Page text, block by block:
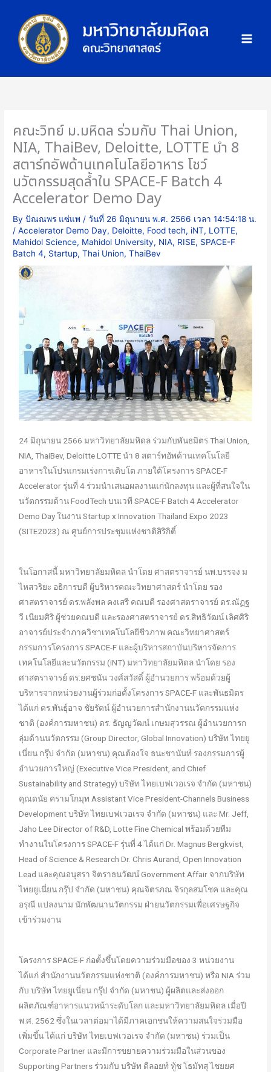
content
คณะวิทย์ ม.มหิดล ร่วมกับ Thai Union,
NIA, ThaiBev, Deloitte, LOTTE นำ 8
สตาร์ทอัพด้านเทคโนโลยีอาหาร โชว์
นวัตกรรมสุดล้ำใน SPACE-F Batch 4
Accelerator Demo Day
Byปัณณพร แซ่แพ /วันที่ 26 มิถุนายน พ.ศ. 2566 เวลา 14:54:18 น.
/Accelerator Demo Day, Deloitte, Food tech, iNT, LOTTE,
Mahidol Science, Mahidol University, NIA, RISE, SPACE-F
Batch 4, Startup,Thai Union,ThaiBev
24 มิถุนายน 2566 มหาวิทยาลัยมหิดล ร่วมกับพันธมิตร Thai Union,
NIA, ThaiBev, Deloitte LOTTE นำ 8 สตาร์ทอัพด้านเทคโนโลยี
อาหารในโปรแกรมเร่งการเติบโต ภายใต้โครงการ SPACE-F
Accelerator รุ่นที่ 4 ร่วมนำเสนอผลงานแก่นักลงทุน และผู้ที่สนใจใน
นวัตกรรมด้าน FoodTech บนเวที SPACE-F Batch 4 Accelerator
Demo Day ในงาน Startup x Innovation Thailand Expo 2023
(SITE2023) ณ ศูนย์การประชุมแห่งชาติสิริกิติ์
ในโอกาสนี้ มหาวิทยาลัยมหิดล นำโดย ศาสตราจารย์ นพ.บรรจง ม
ไหสวริยะ อธิการบดี ผู้บริหารคณะวิทยาศาสตร์ นำโดย รอง
ศาสตราจารย์ ดร.พลังพล คงเสรี คณบดี รองศาสตราจารย์ ดร.ณัฏฐ
วี เนียมศิริ ผู้ช่วยคณบดี และรองศาสตราจารย์ ดร.สิทธิวัฒน์ เลิศศิริ
อาจารย์ประจำภาควิชาเทคโนโลยีชีวภาพ คณะวิทยาศาสตร์
กรรมการโครงการ SPACE-F และผู้บริหารสถาบันบริหารจัดการ
เทคโนโลยีและนวัตกรรม (iNT) มหาวิทยาลัยมหิดล นำโดย รอง
ศาสตราจารย์ ดร.ยศชนัน วงศ์สวัสดิ์ ผู้อำนวยการ พร้อมด้วยผู้
บริหารจากหน่วยงานผู้ร่วมก่อตั้งโครงการ SPACE-F และพันธมิตร
ได้แก่ ดร.พันธุ์อาจ ชัยรัตน์ ผู้อำนวยการสำนักงานนวัตกรรมแห่ง
ชาติ (องค์การมหาชน) ดร. ธัญญวัฒน์ เกษมสุวรรณ ผู้อำนวยการก
ลุ่มด้านนวัตกรรม (Group Director, Global Innovation) บริษัท ไทยยู
เนี่ยน กรุ๊ป จำกัด (มหาชน) คุณต้องใจ ธนะชานันท์ รองกรรมการผู้
อำนวยการใหญ่ (Executive Vice President, and Chief
Sustainability and Strategy) บริษัท ไทยเบฟเวอเรจ จำกัด (มหาชน)
คุณดนัย ครามโกมุท Assistant Vice President-Channels Business
Development บริษัท ไทยเบฟเวอเรจ จำกัด (มหาชน) และ Mr. Jeff,
Jaho Lee Director of R&D, Lotte Fine Chemical พร้อมด้วยทีม
ทำงานในโครงการ SPACE-F รุ่นที่ 4 ได้แก่ Dr. Magnus Bergkvist,
Head of Science & Research Dr. Chris Aurand, Open Innovation
Lead และคุณอนุสรา จิตราธนวัฒน์ Government Affair จากบริษัท
ไทยยูเนี่ยน กรุ๊ป จำกัด (มหาชน) คุณจิตรภณ จิรกุลสมโชค และคุณ
อรุณี แปลงนาม นักพัฒนานวัตกรรม ฝ่ายนวัตกรรมเพื่อเศรษฐกิจ
เข้าร่วมงาน
โครงการ SPACE-F ก่อตั้งขึ้นโดยความร่วมมือของ 3 หน่วยงาน
ได้แก่ สำนักงานนวัตกรรมแห่งชาติ (องค์การมหาชน) หรือ NIA ร่วม
กับ บริษัท ไทยยูเนี่ยน กรุ๊ป จำกัด (มหาชน) ผู้ผลิตและส่งออก
ผลิตภัณฑ์อาหารแนวหน้าระดับโลก และมหาวิทยาลัยมหิดล เมื่อปี
พ.ศ. 2562 ซึ่งในเวลาต่อมาได้มีภาคเอกชนให้ความสนใจร่วมมือ
เพิ่มขึ้น ได้แก่ บริษัท ไทยเบฟเวอเรจ จำกัด (มหาชน) ร่วมเป็น
Corporate Partner และมีการขยายความร่วมมือในส่วนของ
Supporting Partners ร่วมกับ บริษัท ดีลอยท์ ทู้ช โธมัทสุ ไชยยศ
ม